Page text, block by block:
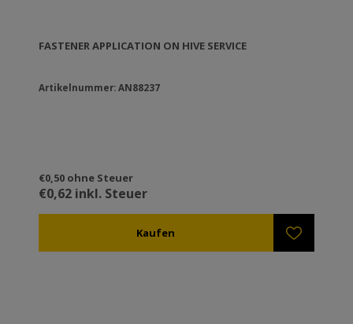
FASTENER APPLICATION ON HIVE SERVICE
Artikelnummer: AN88237
€0,50 ohne Steuer
€0,62 inkl. Steuer